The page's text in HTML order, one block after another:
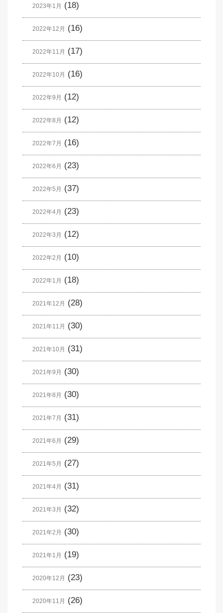
2023年1月 (18)
2022年12月 (16)
2022年11月 (17)
2022年10月 (16)
2022年9月 (12)
2022年8月 (12)
2022年7月 (16)
2022年6月 (23)
2022年5月 (37)
2022年4月 (23)
2022年3月 (12)
2022年2月 (10)
2022年1月 (18)
2021年12月 (28)
2021年11月 (30)
2021年10月 (31)
2021年9月 (30)
2021年8月 (30)
2021年7月 (31)
2021年6月 (29)
2021年5月 (27)
2021年4月 (31)
2021年3月 (32)
2021年2月 (30)
2021年1月 (19)
2020年12月 (23)
2020年11月 (26)